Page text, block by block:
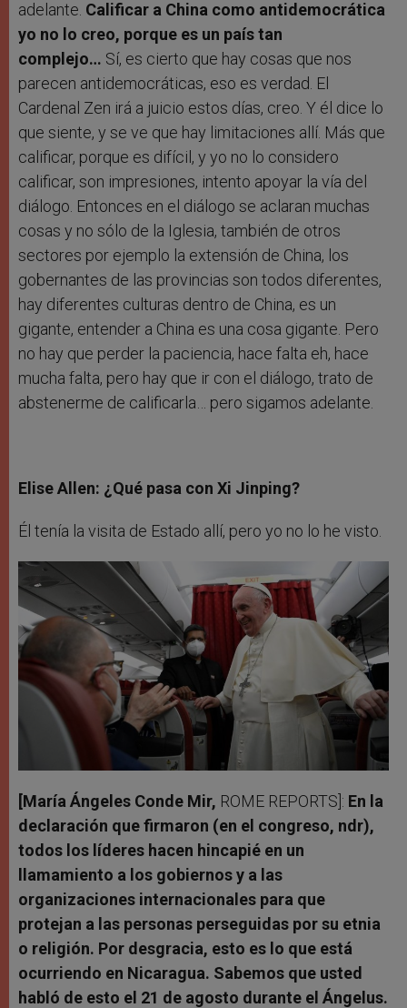
adelante. Calificar a China como antidemocrática
yo no lo creo, porque es un país tan
complejo… Sí, es cierto que hay cosas que nos
parecen antidemocráticas, eso es verdad. El
Cardenal Zen irá a juicio estos días, creo. Y él dice lo
que siente, y se ve que hay limitaciones allí. Más que
calificar, porque es difícil, y yo no lo considero
calificar, son impresiones, intento apoyar la vía del
diálogo. Entonces en el diálogo se aclaran muchas
cosas y no sólo de la Iglesia, también de otros
sectores por ejemplo la extensión de China, los
gobernantes de las provincias son todos diferentes,
hay diferentes culturas dentro de China, es un
gigante, entender a China es una cosa gigante. Pero
no hay que perder la paciencia, hace falta eh, hace
mucha falta, pero hay que ir con el diálogo, trato de
abstenerme de calificarla… pero sigamos adelante.
Elise Allen: ¿Qué pasa con Xi Jinping?
Él tenía la visita de Estado allí, pero yo no lo he visto.
[María Ángeles Conde Mir, ROME REPORTS]: En la
declaración que firmaron (en el congreso, ndr),
todos los líderes hacen hincapié en un
llamamiento a los gobiernos y a las
organizaciones internacionales para que
protejan a las personas perseguidas por su etnia
o religión. Por desgracia, esto es lo que está
ocurriendo en Nicaragua. Sabemos que usted
habló de esto el 21 de agosto durante el Ángelus.